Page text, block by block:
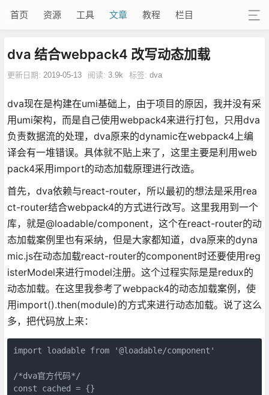
首页 资源 工具 文章 教程 栏目
dva 结合webpack4 改写动态加载
更新日期: 2019-05-13 阅读: 3.9k 标签: dva
dva现在是构建在umi基础上，由于项目的原因，我并没有采
用umi架构，而是自己使用webpack4来进行打包，只用dva
负责数据流的处理，dva原来的dynamic在webpack4上编
译会有一堆错误。具体就不贴上来了，这里主要是利用web
pack4采用import的动态加载原理进行改造。
首先，dva依赖与react-router，所以最初的想法是采用rea
ct-router结合webpack4的方式进行改写。这里我用到一个
库，就是@loadable/component，这个在react-router的动
态加载案例里也有采纳，但是大家都知道，dva原来的dyna
mic.js在动态加载react-router的component时还要使用reg
isterModel来进行model注册。这个过程实际是是redux的
动态加载。在这里我参考了webpack4的动态加载案例，使
用import().then(module)的方式来进行动态加载。说了这么
多，把代码放上来：
import loadable from '@loadable/component'
/*dva官方代码*/
const cached = {}